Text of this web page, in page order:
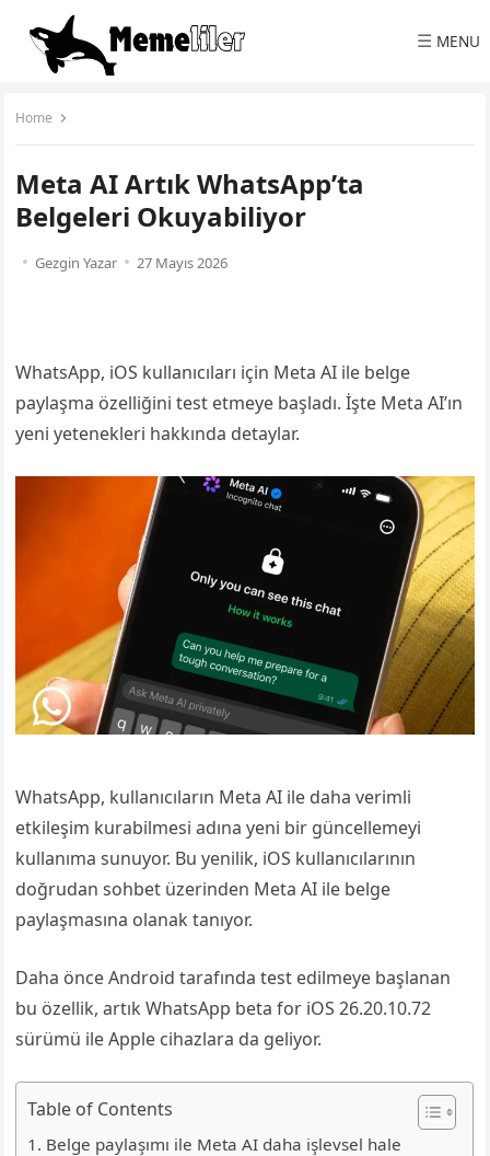
☰ MENU
Home
Meta AI Artık WhatsApp’ta
Belgeleri Okuyabiliyor
Gezgin Yazar 27 Mayıs 2026
WhatsApp, iOS kullanıcıları için Meta AI ile belge
paylaşma özelliğini test etmeye başladı. İşte Meta AI’ın
yeni yetenekleri hakkında detaylar.
WhatsApp, kullanıcıların Meta AI ile daha verimli
etkileşim kurabilmesi adına yeni bir güncellemeyi
kullanıma sunuyor. Bu yenilik, iOS kullanıcılarının
doğrudan sohbet üzerinden Meta AI ile belge
paylaşmasına olanak tanıyor.
Daha önce Android tarafında test edilmeye başlanan
bu özellik, artık WhatsApp beta for iOS 26.20.10.72
sürümü ile Apple cihazlara da geliyor.
Table of Contents
Belge paylaşımı ile Meta AI daha işlevsel hale